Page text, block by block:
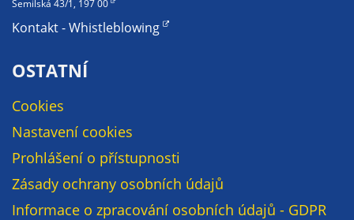
Semilská 43/1, 197 00
Kontakt - Whistleblowing
OSTATNÍ
Cookies
Nastavení cookies
Prohlášení o přístupnosti
Zásady ochrany osobních údajů
Informace o zpracování osobních údajů - GDPR